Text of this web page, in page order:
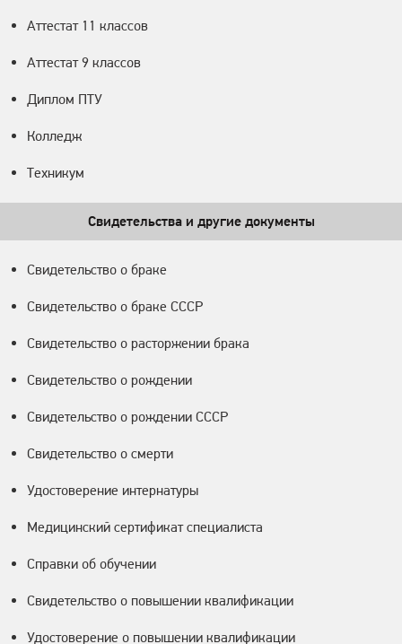
Аттестат 11 классов
Аттестат 9 классов
Диплом ПТУ
Колледж
Техникум
Свидетельства и другие документы
Свидетельство о браке
Свидетельство о браке СССР
Свидетельство о расторжении брака
Свидетельство о рождении
Свидетельство о рождении СССР
Свидетельство о смерти
Удостоверение интернатуры
Медицинский сертификат специалиста
Справки об обучении
Свидетельство о повышении квалификации
Удостоверение о повышении квалификации